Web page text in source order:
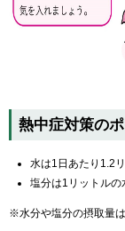
熱中症対策の
水は1日あたり1.2
塩分は1リットル
※水分や塩分の摂取量